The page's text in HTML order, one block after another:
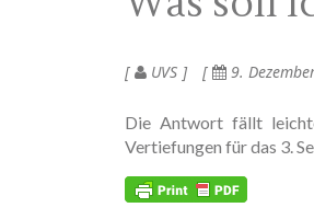
UVS 9.
Die Antwort fällt
Vertiefungen für das 3.